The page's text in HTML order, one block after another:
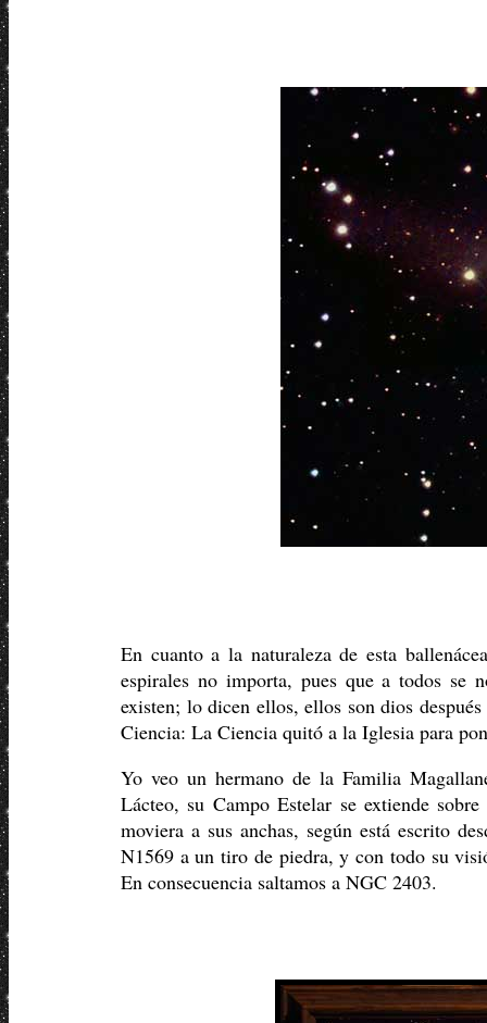
En cuanto a la naturaleza de esta
espirales no importa, pues que a todos se
existen; lo dicen ellos, ellos son dios
Ciencia: La Ciencia quitó a la Iglesia para
Yo veo un hermano de la Familia
Lácteo, su Campo Estelar se extiende
moviera a sus anchas, según está escrito
N1569 a un tiro de piedra, y con todo su
En consecuencia saltamos a NGC 2403.